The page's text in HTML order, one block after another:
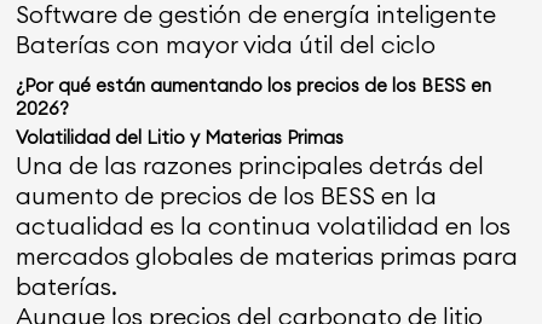
Software de gestión de energía inteligente
Baterías con mayor vida útil del ciclo
¿Por qué están aumentando los precios de los BESS en
2026?
Volatilidad del Litio y Materias Primas
Una de las razones principales detrás del
aumento de precios de los BESS en la
actualidad es la continua volatilidad en los
mercados globales de materias primas para
baterías.
Aunque los precios del carbonato de litio